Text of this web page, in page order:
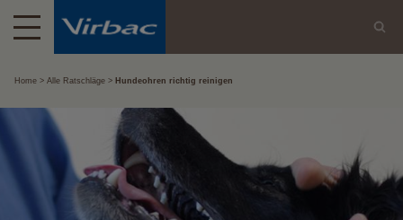
Home Alle Ratschläge Hundeohren richtig reinigen